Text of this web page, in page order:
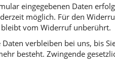
eingegebenen Daten
möglich. Für den
vom Widerruf unberührt.
verbleiben bei uns, bis
besteht. Zwingende